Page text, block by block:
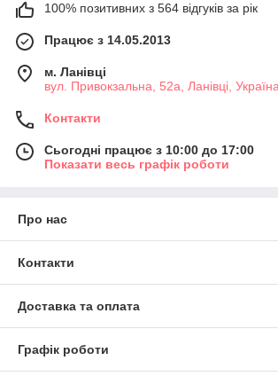
100% позитивних з 564 відгуків за рік
Працює з 14.05.2013
м. Ланівці
вул. Привокзальна, 52а, Ланівці, Україна
Контакти
Сьогодні працює з 10:00 до 17:00
Показати весь графік роботи
Про нас
Контакти
Доставка та оплата
Графік роботи